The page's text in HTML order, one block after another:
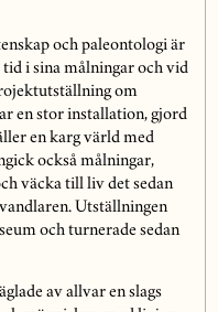
och paleontologi är
i sina målningar och vid
om
en stor installation, gjord
en karg värld med
också målningar,
väcka till liv det sedan
Utställningen
och turnerade sedan
av allvar en slags